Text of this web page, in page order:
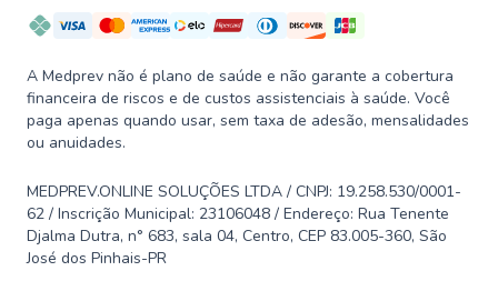
A Medprev não é plano de saúde e não garante a cobertura
financeira de riscos e de custos assistenciais à saúde. Você
paga apenas quando usar, sem taxa de adesão, mensalidades
ou anuidades.
MEDPREV.ONLINE SOLUÇÕES LTDA / CNPJ: 19.258.530/0001-
62 / Inscrição Municipal: 23106048 / Endereço: Rua Tenente
Djalma Dutra, n° 683, sala 04, Centro, CEP 83.005-360, São
José dos Pinhais-PR